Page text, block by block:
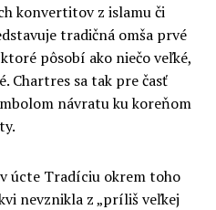
konvertitov z islamu či
tradičná omša prvé
pôsobí ako niečo veľké,
Chartres sa tak pre časť
návratu ku koreňom
úcte Tradíciu okrem toho
nevznikla z „príliš veľkej